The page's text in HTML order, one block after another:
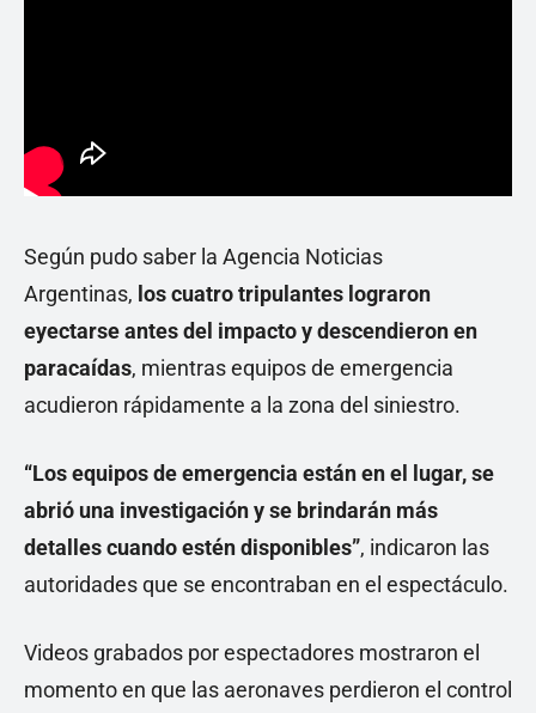
Según pudo saber la Agencia Noticias
Argentinas, los cuatro tripulantes lograron
eyectarse antes del impacto y descendieron en
paracaídas, mientras equipos de emergencia
acudieron rápidamente a la zona del siniestro.
“Los equipos de emergencia están en el lugar, se
abrió una investigación y se brindarán más
detalles cuando estén disponibles”, indicaron las
autoridades que se encontraban en el espectáculo.
Videos grabados por espectadores mostraron el
momento en que las aeronaves perdieron el control